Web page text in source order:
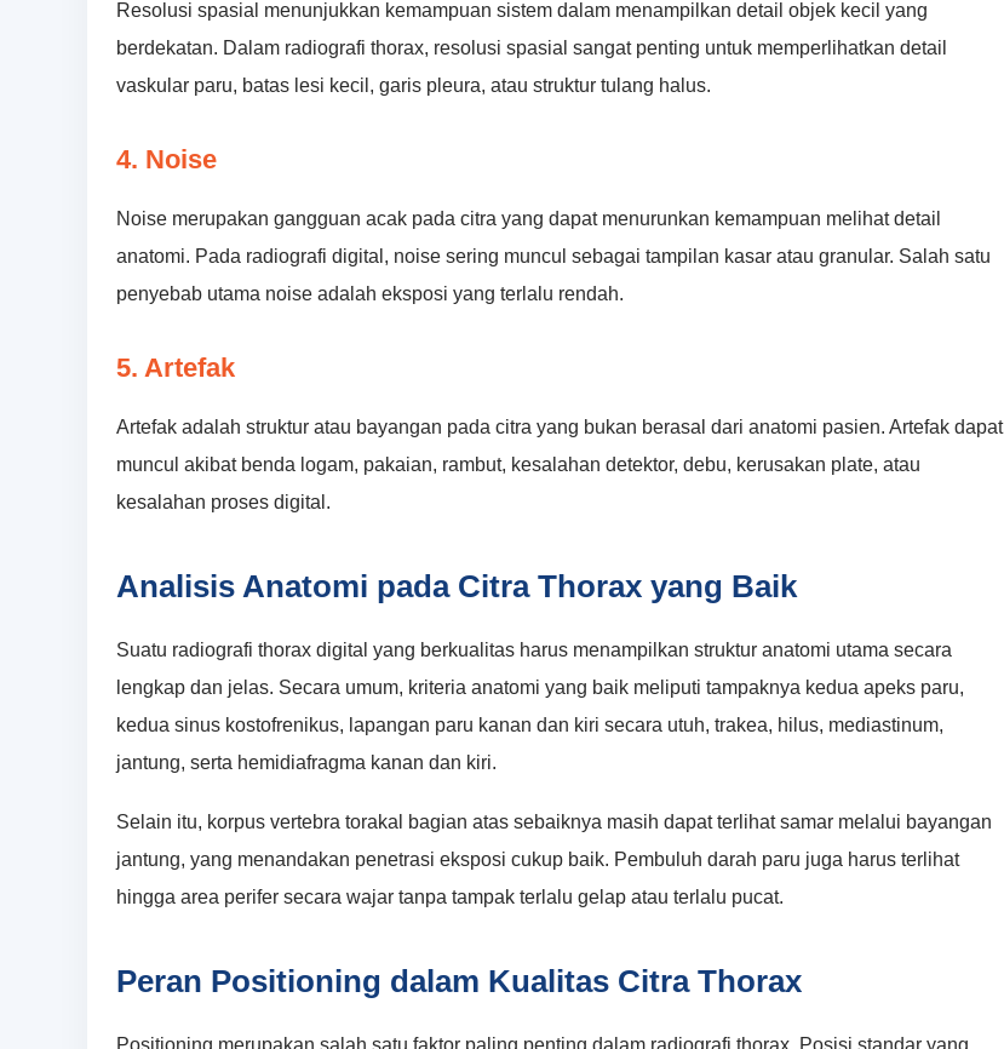
Resolusi spasial menunjukkan kemampuan sistem dalam menampilkan detail objek kecil yang
berdekatan. Dalam radiografi thorax, resolusi spasial sangat penting untuk memperlihatkan detail
vaskular paru, batas lesi kecil, garis pleura, atau struktur tulang halus.
4. Noise
Noise merupakan gangguan acak pada citra yang dapat menurunkan kemampuan melihat detail
anatomi. Pada radiografi digital, noise sering muncul sebagai tampilan kasar atau granular. Salah satu
penyebab utama noise adalah eksposi yang terlalu rendah.
5. Artefak
Artefak adalah struktur atau bayangan pada citra yang bukan berasal dari anatomi pasien. Artefak dapat
muncul akibat benda logam, pakaian, rambut, kesalahan detektor, debu, kerusakan plate, atau
kesalahan proses digital.
Analisis Anatomi pada Citra Thorax yang Baik
Suatu radiografi thorax digital yang berkualitas harus menampilkan struktur anatomi utama secara
lengkap dan jelas. Secara umum, kriteria anatomi yang baik meliputi tampaknya kedua apeks paru,
kedua sinus kostofrenikus, lapangan paru kanan dan kiri secara utuh, trakea, hilus, mediastinum,
jantung, serta hemidiafragma kanan dan kiri.
Selain itu, korpus vertebra torakal bagian atas sebaiknya masih dapat terlihat samar melalui bayangan
jantung, yang menandakan penetrasi eksposi cukup baik. Pembuluh darah paru juga harus terlihat
hingga area perifer secara wajar tanpa tampak terlalu gelap atau terlalu pucat.
Peran Positioning dalam Kualitas Citra Thorax